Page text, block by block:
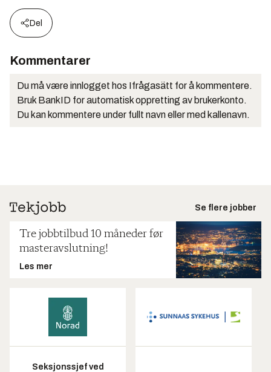
Del
Kommentarer
Du må være innlogget hos Ifrågasätt for å kommentere.
Bruk BankID for automatisk oppretting av brukerkonto.
Du kan kommentere under fullt navn eller med kallenavn.
Se flere jobber
Tre jobbtilbud 10 måneder før
masteravslutning!
Les mer
Seksjonssjef ved